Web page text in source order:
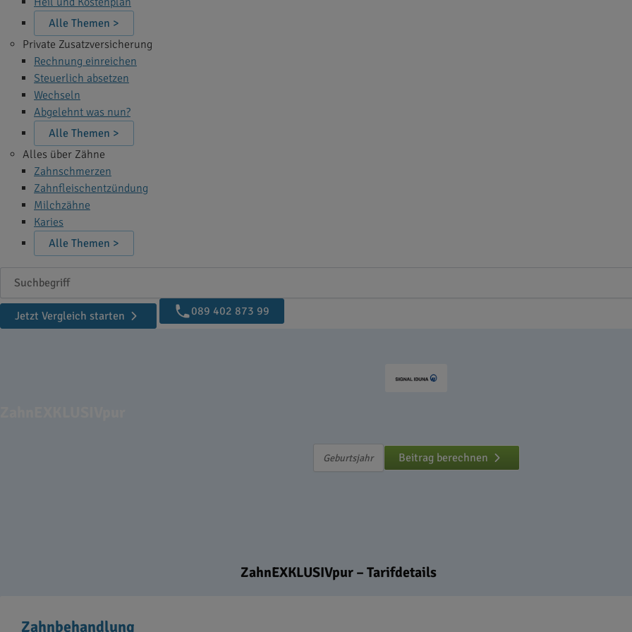
Alle Themen >
Private Zusatzversicherung
Rechnung einreichen
Steuerlich absetzen
Wechseln
Abgelehnt was nun?
Alle Themen >
Alles über Zähne
Zahnschmerzen
Zahnfleischentzündung
Milchzähne
Karies
Alle Themen >
Suchbegriff
Jetzt Vergleich starten
089 402 873 99
Beitrag berechnen
ZahnEXKLUSIVpur – Tarifdetails
Zahnbehandlung